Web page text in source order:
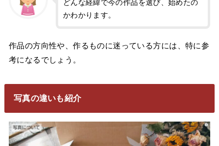
どんな経緯で今の作品を選び、始めたの
かわかります。
作品の方向性や、作るものに迷っている方には、特に参
考になるでしょう。
写真の違いも紹介